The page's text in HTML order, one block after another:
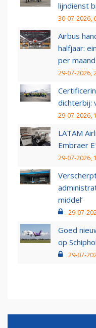
lijndienst
30-07-2026,
Airbus
halfjaar:
per maand
29-07-2026,
dichterbij:
29-07-2026,
LATAM
Embraer
29-07-2026,
middel’
29-07-
Goed
op
29-07-